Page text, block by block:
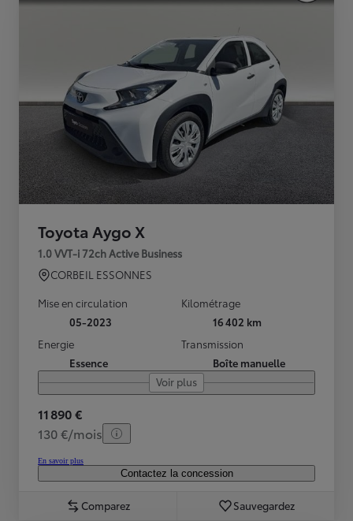
Toyota Aygo X
1.0 VVT-i 72ch Active Business
CORBEIL ESSONNES
Mise en circulation
05-2023
Kilométrage
16 402 km
Energie
Essence
Transmission
Boîte manuelle
Voir plus
11 890 €
130 €/mois
En savoir plus
Contactez la concession
Comparez Sauvegardez